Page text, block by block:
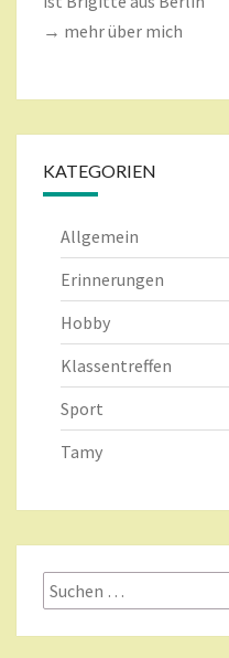
→ mehr über mich
KATEGORIEN
Allgemein
Erinnerungen
Hobby
Klassentreffen
Sport
Tamy
Suche
nach: